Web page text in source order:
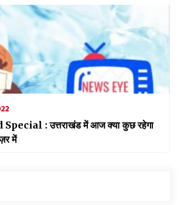
: उत्तराखंड में आज क्या कुछ रहेगा
में